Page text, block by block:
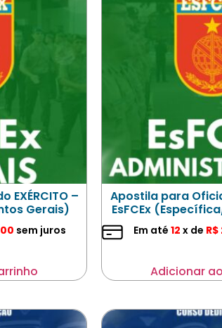
EXÉRCITO –
Gerais)
sem juros
Apostila para
EsFCEx
Em até 12 x de R$
Adicionar